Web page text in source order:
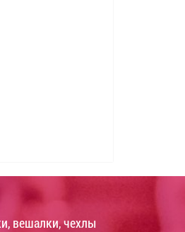
вешалки, чехлы